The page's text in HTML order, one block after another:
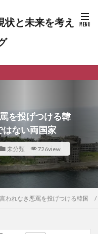
を投げつける韓
ない両国家
未分類 726view
われなき悪罵を投げつける韓国